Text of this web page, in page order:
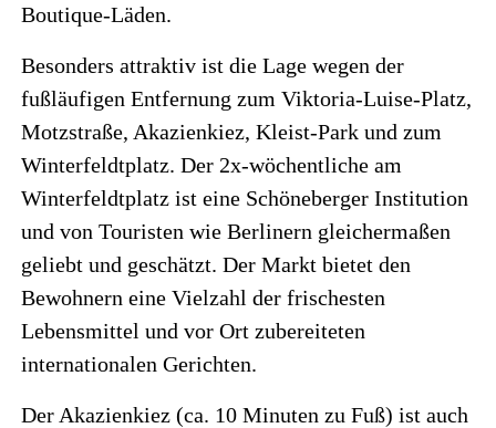
Boutique-Läden.
Besonders attraktiv ist die Lage wegen der
fußläufigen Entfernung zum Viktoria-Luise-Platz,
Motzstraße, Akazienkiez, Kleist-Park und zum
Winterfeldtplatz. Der 2x-wöchentliche am
Winterfeldtplatz ist eine Schöneberger Institution
und von Touristen wie Berlinern gleichermaßen
geliebt und geschätzt. Der Markt bietet den
Bewohnern eine Vielzahl der frischesten
Lebensmittel und vor Ort zubereiteten
internationalen Gerichten.
Der Akazienkiez (ca. 10 Minuten zu Fuß) ist auch